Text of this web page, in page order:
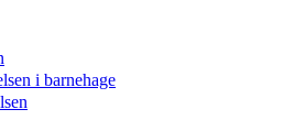
i barnehage